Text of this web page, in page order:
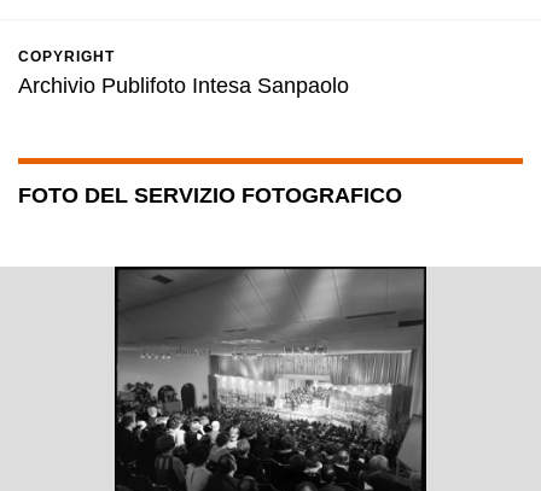
COPYRIGHT
Archivio Publifoto Intesa Sanpaolo
FOTO DEL SERVIZIO FOTOGRAFICO